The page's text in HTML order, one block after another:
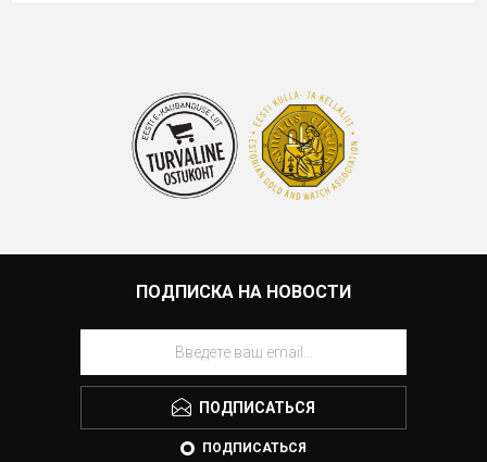
ПОДПИСКА НА НОВОСТИ
ПОДПИСАТЬСЯ
ПОДПИСАТЬСЯ